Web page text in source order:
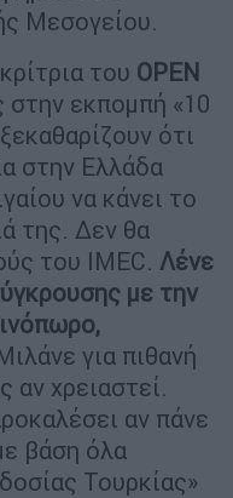
Μεσογείου.
του OPEN
στην εκπομπή «10
ότι
στην Ελλάδα
να κάνει το
της. Δεν θα
του IMEC. Λένε
με την
για πιθανή
αν χρειαστεί.
αν πάνε
βάση όλα
Τουρκίας»